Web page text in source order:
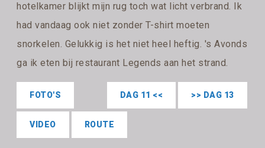
hotelkamer blijkt mijn rug toch wat licht verbrand. Ik
had vandaag ook niet zonder T-shirt moeten
snorkelen. Gelukkig is het niet heel heftig. 's Avonds
ga ik eten bij restaurant Legends aan het strand.
>> DAG 13
DAG 11 <<
FOTO'S
VIDEO ROUTE